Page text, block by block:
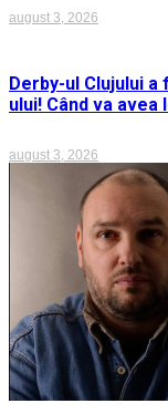
august 3, 2026
Derby-ul Clujului
ului! Când va avea
august 3, 2026